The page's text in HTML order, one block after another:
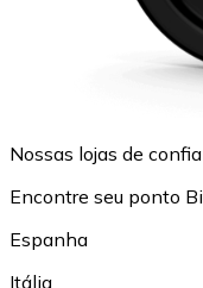
Nossas lojas de
Encontre seu ponto
Espanha
Itália